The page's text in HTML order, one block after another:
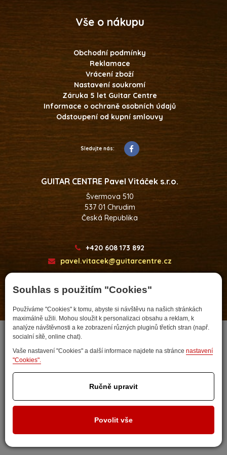
Souhlas s použitím "Cookies"
Používáme "Cookies" k tomu, abyste si návštěvu na našich stránkách
maximálně užili. Mohou sloužit k personalizaci obsahu a reklam, k
analýze návštěvnosti a ke zobrazení různých pluginů třetích stran (např.
socialní sítě, online chat).
Vaše nastavení "Cookies" a další informace najdete na stránce nastavení
"Cookies".
Ručně upravit
Povolit vše
cítění. Kytarová první třída je
metodicky rozdělena do 4 částí:
prázdnin první tóny na hmatníku
3. Malý sólista první dvojhlasé
4. 35 jednoduchých
ISMN 979-0-2601-0710-6 , rozsah 128
stran
Editor Marcin Kowalczyk
Ilustrace Małgorzata Flis
Vše o nákupu
Obchodní podmínky
Reklamace
Vrácení zboží
Nastavení soukromí
Záruka 5 let Guitar Centre
Informace o ochraně osobních údajů
Odstoupení od kupní smlouvy
Sledujte nás:
GUITAR CENTRE Pavel Vitáček s.r.o.
Švermova 510
537 01 Chrudim
Česká Republika
+420 608 173 892
pavel.vitacek@guitarcentre.cz
Developed by
Nastavit cookies